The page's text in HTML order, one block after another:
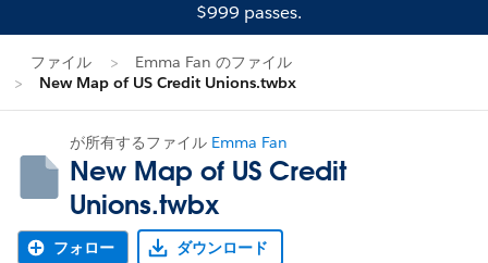
$999 passes.
ファイル
Emma Fan のファイル
New Map of US Credit Unions.twbx
が所有するファイル Emma Fan
New Map of US Credit
Unions.twbx
フォロー ダウンロード